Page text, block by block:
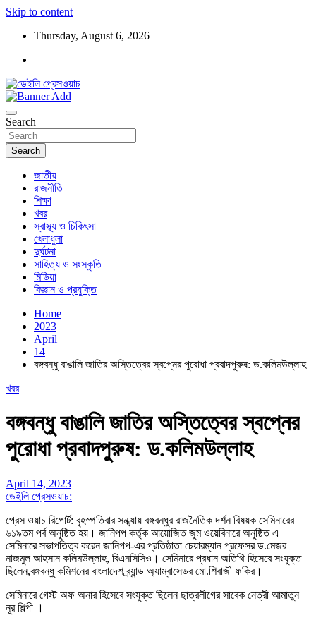
Skip to content
Thursday, August 6, 2026
ডেইলি প্রেসওয়াচ
Search
Search
জাতীয়
রাজনীতি
শিক্ষা
খবর
স্বাস্থ্য ও চিকিৎসা
খেলাধুলা
দুর্ঘটনা
সাহিত্য ও সংস্কৃতি
মিডিয়া
বিজ্ঞান ও প্রযুক্তি
Home
2023
April
14
বঙ্গবন্ধু বাঙালি জাতির অস্তিত্বের স্বপ্নের পুরােধা প্রবাদপুরুষ: ড.কলিমউল্লাহ
খবর
বঙ্গবন্ধু বাঙালি জাতির অস্তিত্বের স্বপ্নের
পুরােধা প্রবাদপুরুষ: ড.কলিমউল্লাহ
April 14, 2023
ডেইলি প্রেসওয়াচ:
প্রেস ওয়াচ রিপোর্ট: বৃহস্পতিবার সন্ধ্যায় বঙ্গবন্ধুর রাজনৈতিক দর্শন বিষয়ক সেমিনারের
৬১৯তম পর্ব অনুষ্ঠিত হয়। জানিপপ কর্তৃক আয়োজিত জুম ওয়েবিনারে অনুষ্ঠিত এ
সেমিনারে সভাপতিত্ব করেন জানিপপ-এর প্রতিষ্ঠাতা চেয়ারম্যান প্রফেসর ড.মেজর
নাজমুল আহসান কলিমউল্লাহ, বিএনসিসিও। সেমিনারে প্রধান অতিথি হিসেবে সংযুক্ত
ছিলেন,বঙ্গবন্ধু কমিশনের বাংলাদেশ ব্র্যান্ড অ্যাম্বাসেডর মো.শিবাজী ফকির।
সেমিনারে গেস্ট অফ অনার হিসেবে সংযুক্ত ছিলেন ছাত্রলীগের সাবেক নেত্রী আমাতুন
নূর শিল্পী ।